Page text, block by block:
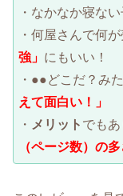
・なかなか寝な
・何屋さんで何
強」 にもいい！
・●●どこだ？みた
えて面白い！」
・ メリット でもあ
（ページ数）の多